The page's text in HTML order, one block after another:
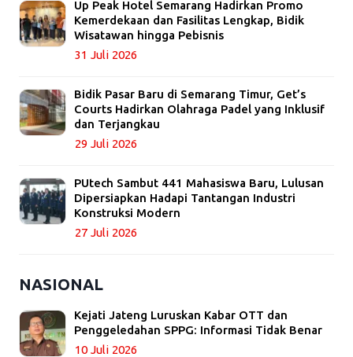
Up Peak Hotel Semarang Hadirkan Promo
Kemerdekaan dan Fasilitas Lengkap, Bidik
Wisatawan hingga Pebisnis
31 Juli 2026
Bidik Pasar Baru di Semarang Timur, Get’s
Courts Hadirkan Olahraga Padel yang Inklusif
dan Terjangkau
29 Juli 2026
PUtech Sambut 441 Mahasiswa Baru, Lulusan
Dipersiapkan Hadapi Tantangan Industri
Konstruksi Modern
27 Juli 2026
NASIONAL
Kejati Jateng Luruskan Kabar OTT dan
Penggeledahan SPPG: Informasi Tidak Benar
10 Juli 2026